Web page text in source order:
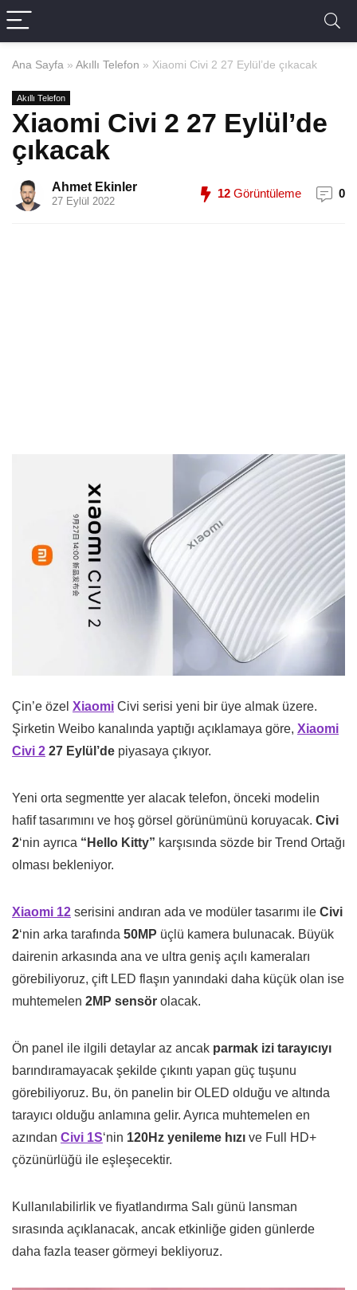
Ana Sayfa » Akıllı Telefon » Xiaomi Civi 2 27 Eylül’de çıkacak
Akıllı Telefon
Xiaomi Civi 2 27 Eylül’de
çıkacak
Ahmet Ekinler
27 Eylül 2022
12 Görüntüleme 0
Çin’e özel Xiaomi Civi serisi yeni bir üye almak üzere.
Şirketin Weibo kanalında yaptığı açıklamaya göre, Xiaomi
Civi 2 27 Eylül’de piyasaya çıkıyor.
Yeni orta segmentte yer alacak telefon, önceki modelin
hafif tasarımını ve hoş görsel görünümünü koruyacak. Civi
2‘nin ayrıca “Hello Kitty” karşısında sözde bir Trend Ortağı
olması bekleniyor.
Xiaomi 12 serisini andıran ada ve modüler tasarımı ile Civi
2‘nin arka tarafında 50MP üçlü kamera bulunacak. Büyük
dairenin arkasında ana ve ultra geniş açılı kameraları
görebiliyoruz, çift LED flaşın yanındaki daha küçük olan ise
muhtemelen 2MP sensör olacak.
Ön panel ile ilgili detaylar az ancak parmak izi tarayıcıyı
barındıramayacak şekilde çıkıntı yapan güç tuşunu
görebiliyoruz. Bu, ön panelin bir OLED olduğu ve altında
tarayıcı olduğu anlamına gelir. Ayrıca muhtemelen en
azından Civi 1S‘nin 120Hz yenileme hızı ve Full HD+
çözünürlüğü ile eşleşecektir.
Kullanılabilirlik ve fiyatlandırma Salı günü lansman
sırasında açıklanacak, ancak etkinliğe giden günlerde
daha fazla teaser görmeyi bekliyoruz.